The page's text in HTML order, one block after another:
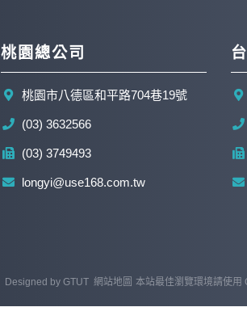
桃園總公司
桃園市八德區和平路704巷19號
(03) 3632566
(03) 3749493
longyi@use168.com.tw
Designed by GTUT 網站地圖 本站最佳瀏覽環境請使